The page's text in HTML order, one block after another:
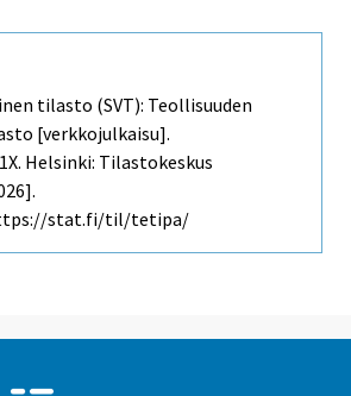
tilasto (SVT): Teollisuuden
[verkkojulkaisu].
Helsinki: Tilastokeskus
stat.fi/til/tetipa/